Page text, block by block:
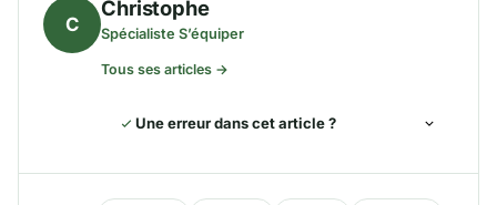
C
Christophe
Spécialiste S’équiper
Tous ses articles →
Une erreur dans cet article ?